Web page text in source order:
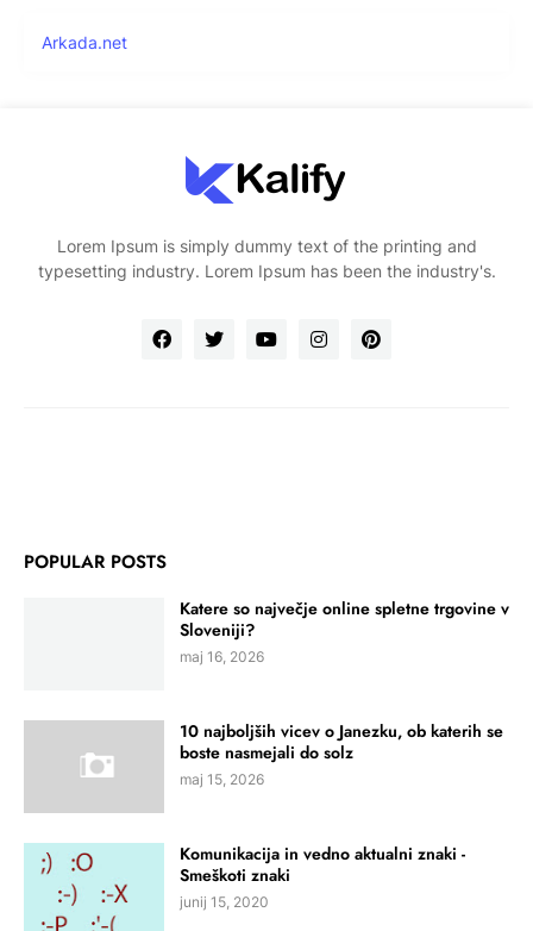
Arkada.net
Lorem Ipsum is simply dummy text of the printing and
typesetting industry. Lorem Ipsum has been the industry's.
POPULAR POSTS
Katere so največje online spletne trgovine v
Sloveniji?
maj 16, 2026
10 najboljših vicev o Janezku, ob katerih se
boste nasmejali do solz
maj 15, 2026
Komunikacija in vedno aktualni znaki -
Smeškoti znaki
junij 15, 2020